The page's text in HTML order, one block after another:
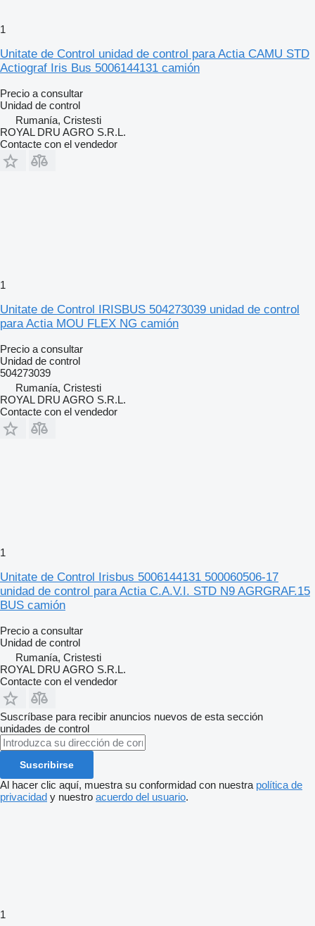
1
Unitate de Control unidad de control para Actia CAMU STD
Actiograf Iris Bus 5006144131 camión
Precio a consultar
Unidad de control
Rumanía, Cristesti
ROYAL DRU AGRO S.R.L.
Contacte con el vendedor
1
Unitate de Control IRISBUS 504273039 unidad de control
para Actia MOU FLEX NG camión
Precio a consultar
Unidad de control
504273039
Rumanía, Cristesti
ROYAL DRU AGRO S.R.L.
Contacte con el vendedor
1
Unitate de Control Irisbus 5006144131 500060506-17
unidad de control para Actia C.A.V.I. STD N9 AGRGRAF.15
BUS camión
Precio a consultar
Unidad de control
Rumanía, Cristesti
ROYAL DRU AGRO S.R.L.
Contacte con el vendedor
Suscríbase para recibir anuncios nuevos de esta sección
unidades de control
Suscribirse
Al hacer clic aquí, muestra su conformidad con nuestra política de
privacidad y nuestro acuerdo del usuario.
1